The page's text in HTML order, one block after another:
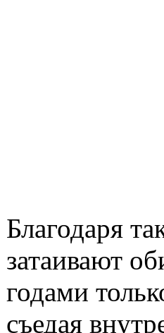
Благодаря
затаивают
годами
съедая